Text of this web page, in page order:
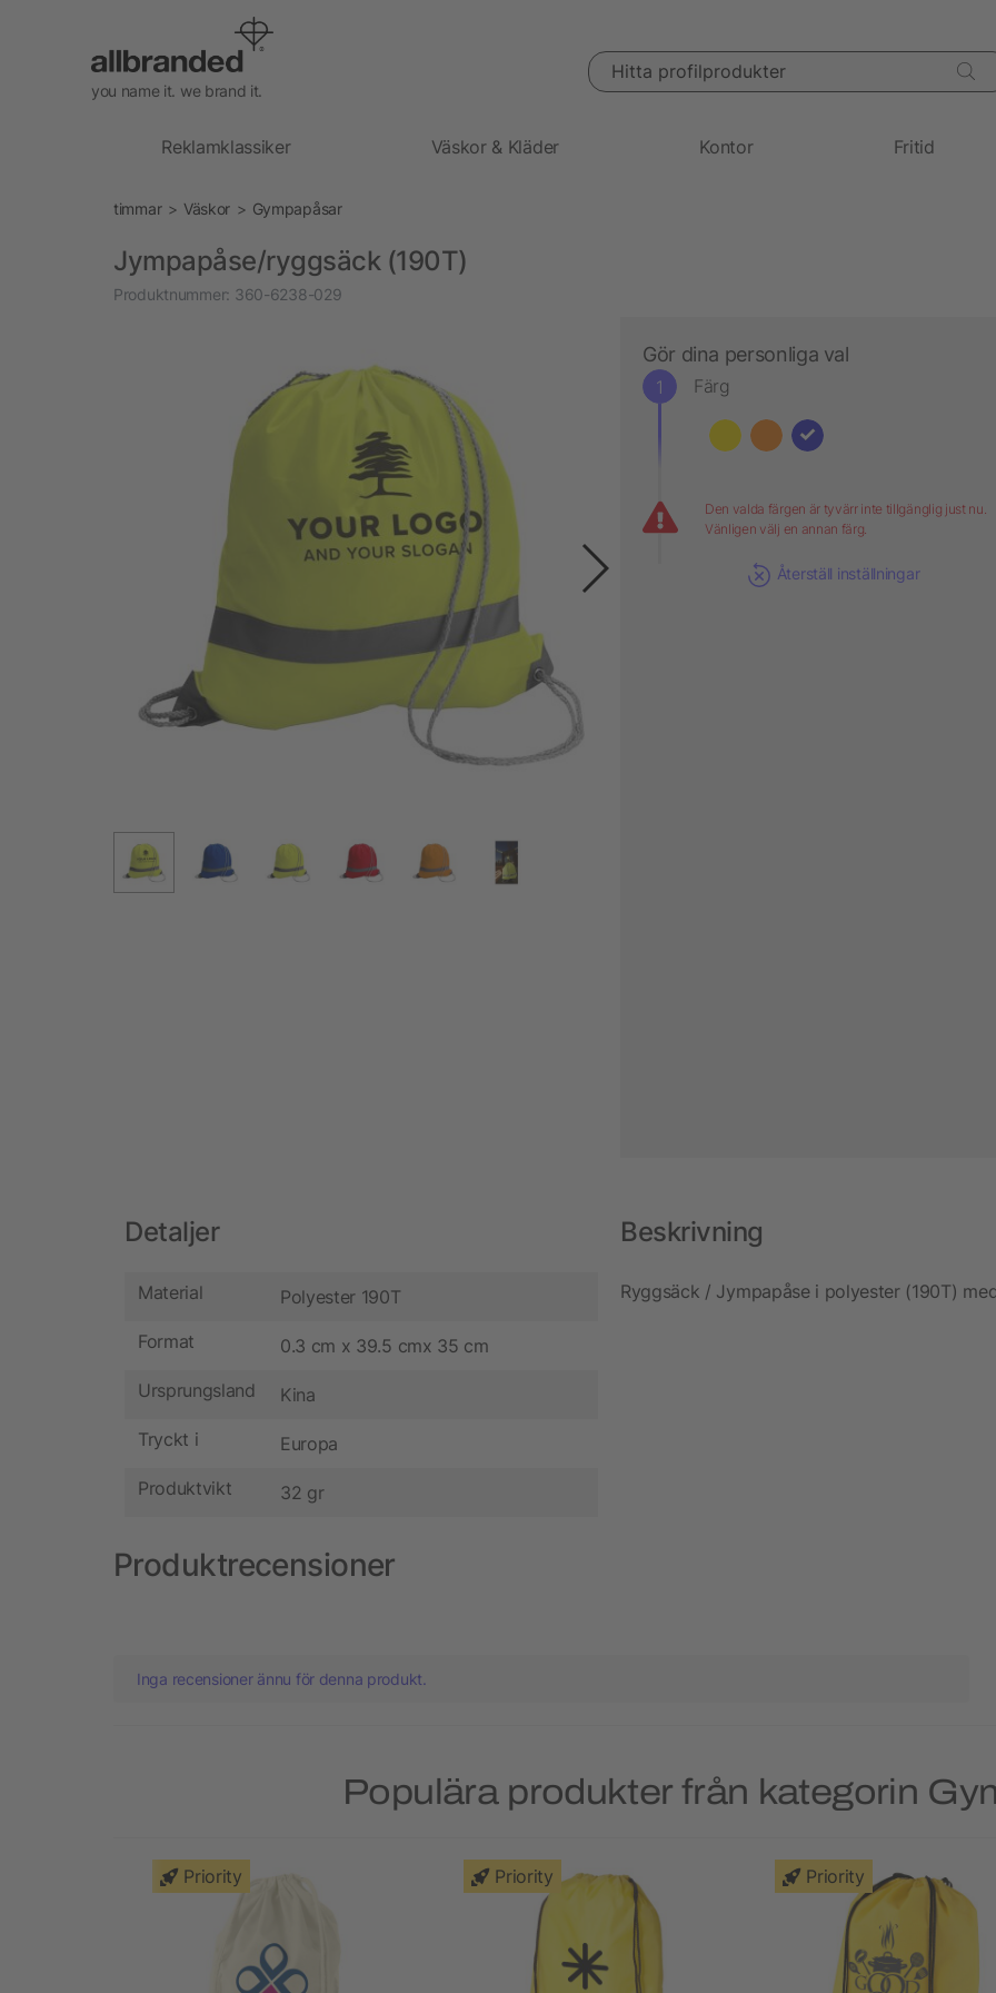
you name it. we brand it.
Hitta profilprodukter
Reklamklassiker Väskor & Kläder Kontor Fritid
timmar Väskor Gympapåsar
Jympapåse/ryggsäck (190T)
Produktnummer: 360-6238-029
Gör dina personliga val
Färg
Den valda färgen är tyvärr inte tillgänglig just nu.
Vänligen välj en annan färg.
Återställ inställningar
Detaljer
Material Polyester 190T
Format 0.3 cm x 39.5 cmx 35 cm
Ursprungsland Kina
Tryckt i Europa
Produktvikt 32 gr
Beskrivning
Ryggsäck / Jympapåse i polyester (190T)
Produktrecensioner
Inga recensioner ännu för denna produkt.
Populära produkter från kategorin
Priority Priority Priority